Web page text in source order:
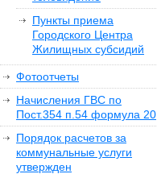
Пункты приема
Городского Центра
Жилищных субсидий
Фотоотчеты
Начисления ГВС по
Пост.354 п.54 формула 20
Порядок расчетов за
коммунальные услуги
утвержден